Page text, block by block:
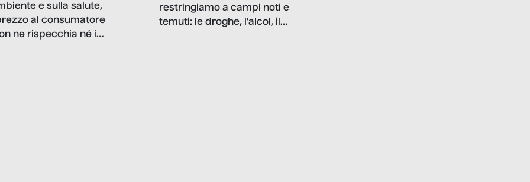
e sulla salute,
al consumatore
ne rispecchia né il
restringiamo a campi noti e
temuti: le droghe, l’alcol, il